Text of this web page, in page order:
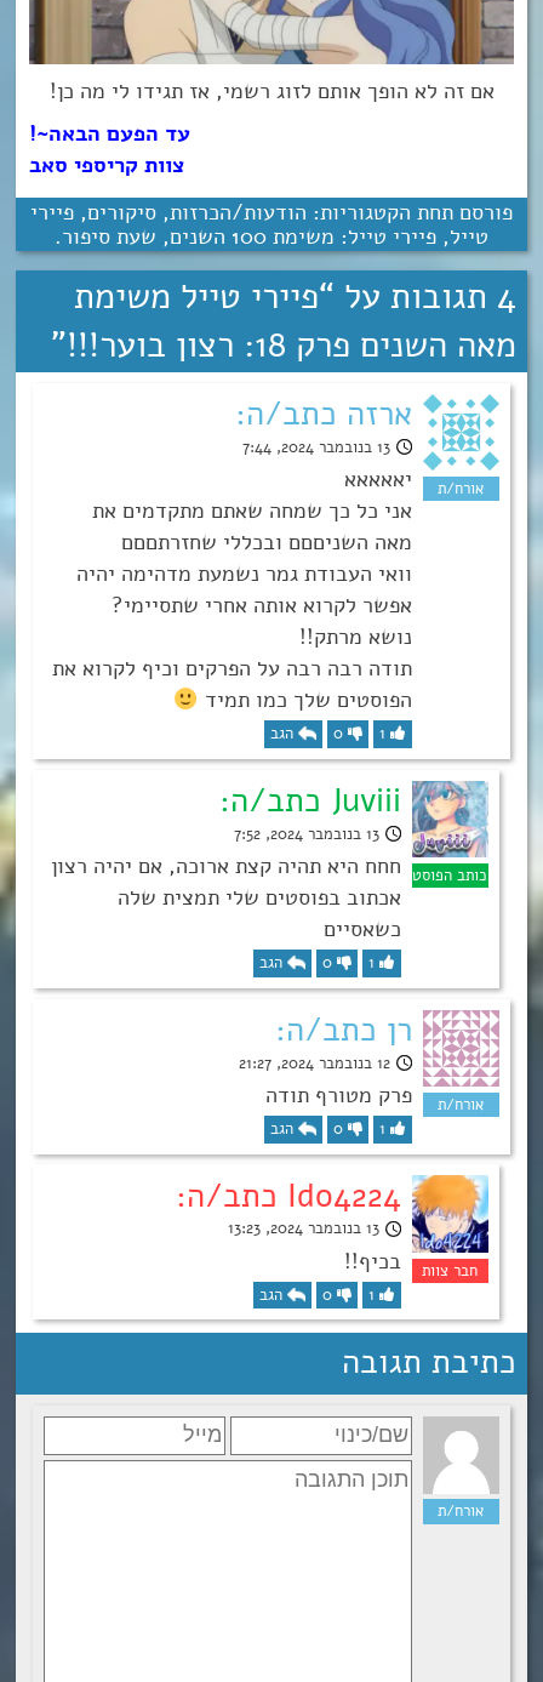
אם זה לא הופך אותם לזוג רשמי, אז תגידו לי מה כן!
עד הפעם הבאה~!
צוות קריספי סאב
פורסם תחת הקטגוריות: הודעות/הכרזות, סיקורים, פיירי
טייל, פיירי טייל: משימת 100 השנים , שעת סיפור.
4 תגובות על “
פיירי טייל משימת
מאה השנים פרק 18: רצון בוער!!!
”
ארזה כתב/ה:
13 בנובמבר 2024, 7:44
יאאאאא
אני כל כך שמחה שאתם מתקדמים את
מאה השניםםם ובכללי שחזרתםםם
וואי העבודת גמר נשמעת מדהימה יהיה
אפשר לקרוא אותה אחרי שתסיימי?
נושא מרתק!!
תודה רבה רבה על הפרקים וכיף לקרוא את
הפוסטים שלך כמו תמיד
1
0 הגב
Juviii כתב/ה:
13 בנובמבר 2024, 7:52
חחח היא תהיה קצת ארוכה, אם יהיה רצון
אכתוב בפוסטים שלי תמצית שלה
כשאסיים
1
0 הגב
רן כתב/ה:
12 בנובמבר 2024, 21:27
פרק מטורף תודה
1
0 הגב
Ido4224 כתב/ה:
13 בנובמבר 2024, 13:23
בכיף!!
1
0 הגב
כתיבת תגובה